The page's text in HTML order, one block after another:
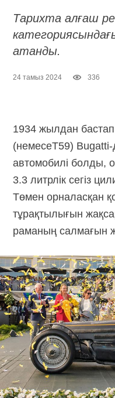
Тарихта алғаш
атанды.
24 тамыз 2024 336
1934 жылдан
(немесеT59) Bugatti-
автомобилі болды,
3.3 литрлік сегіз
Төмен орналасқан
тұрақтылығын
раманың салмағын